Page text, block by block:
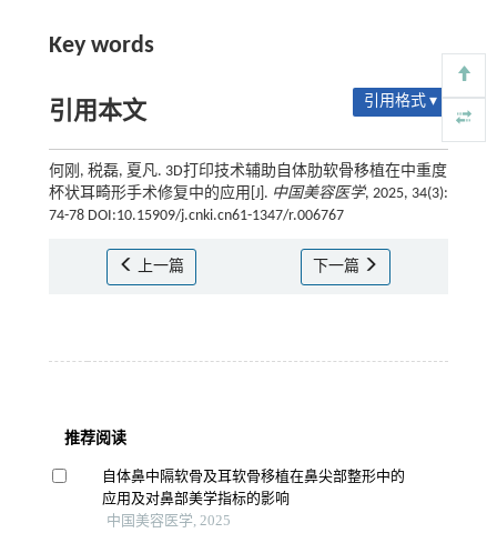
Key words
引用本文 引用格式 ▾
何刚, 税磊, 夏凡. 3D打印技术辅助自体肋软骨移植在中重度
杯状耳畸形手术修复中的应用[J]. 中国美容医学, 2025, 34(3):
74-78 DOI:10.15909/j.cnki.cn61-1347/r.006767
上一篇 下一篇